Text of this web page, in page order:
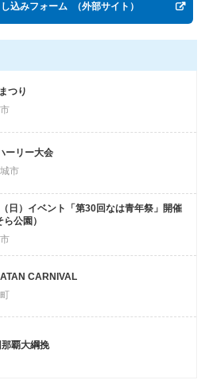
込みフォーム （外部サイト）
つり
ーリー大会
市
日）イベント「第30回なは青年祭」開催
ら公園）
CARNIVAL
覇大綱挽